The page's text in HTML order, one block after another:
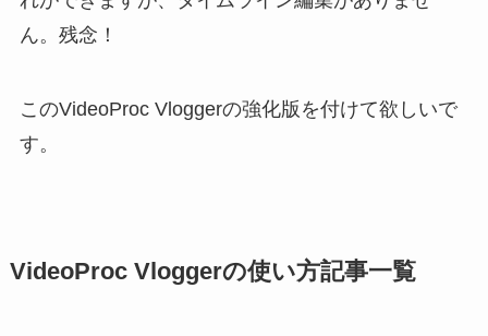
ん。残念！
このVideoProc Vloggerの強化版を付けて欲しいで
す。
VideoProc Vloggerの使い方記事一覧